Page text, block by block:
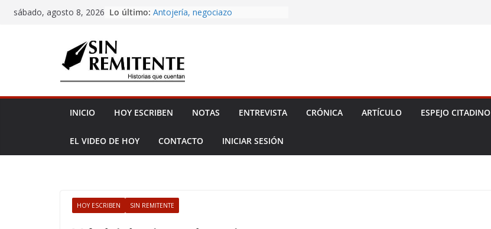
Skipsábado, agosto 8, 2026 Lo último: Antojería, negociazo
Amor eterno
INICIO HOY ESCRIBEN NOTAS ENTREVISTA CRÓNICA ARTÍCULO ESPEJO CITADINO
EL VIDEO DE HOY CONTACTO INICIAR SESIÓN
HOY ESCRIBEN SIN REMITENTE